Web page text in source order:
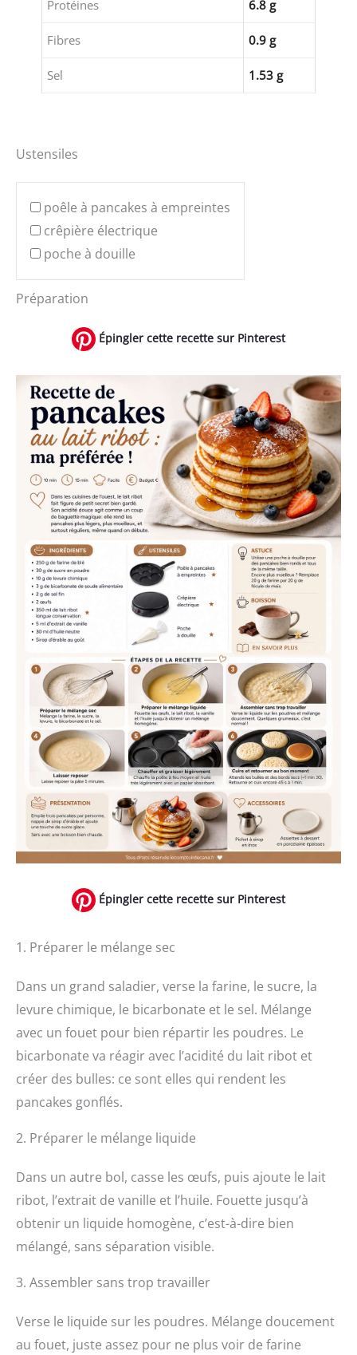
Protéines 6.8 g
Fibres 0.9 g
Sel 1.53 g
Ustensiles
poêle à pancakes à empreintes
crêpière électrique
poche à douille
Préparation
Épingler cette recette sur Pinterest
Épingler cette recette sur Pinterest
1. Préparer le mélange sec
Dans un grand saladier, verse la farine, le sucre, la
levure chimique, le bicarbonate et le sel. Mélange
avec un fouet pour bien répartir les poudres. Le
bicarbonate va réagir avec l’acidité du lait ribot et
créer des bulles: ce sont elles qui rendent les
pancakes gonflés.
2. Préparer le mélange liquide
Dans un autre bol, casse les œufs, puis ajoute le lait
ribot, l’extrait de vanille et l’huile. Fouette jusqu’à
obtenir un liquide homogène, c’est-à-dire bien
mélangé, sans séparation visible.
3. Assembler sans trop travailler
Verse le liquide sur les poudres. Mélange doucement
au fouet, juste assez pour ne plus voir de farine